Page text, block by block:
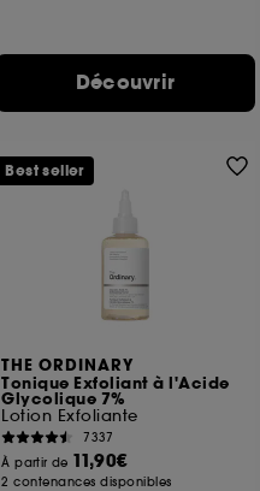
Découvrir
THE ORDINARY
Tonique Exfoliant à l'Acide
Glycolique 7%
Lotion Exfoliante
7337
À partir de 11,90€
2 contenances disponibles
Best seller